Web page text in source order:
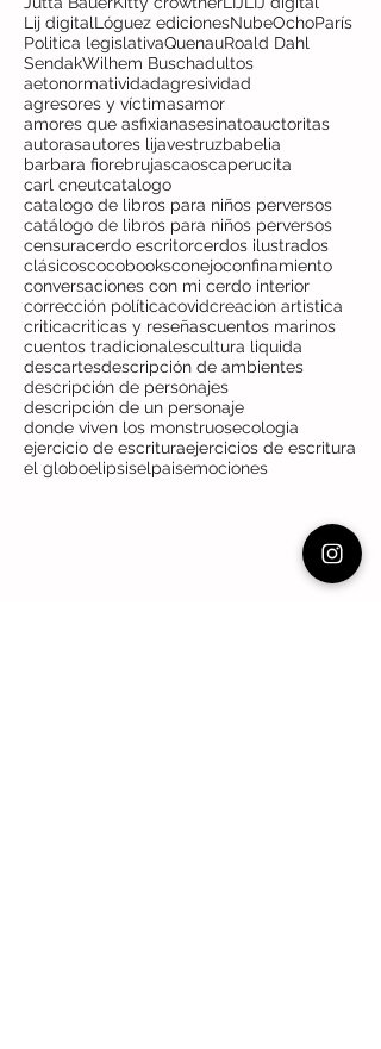
Lij digitalLóguez edicionesNubeOchoParís
Politica legislativaQuenauRoald Dahl
SendakWilhem Buschadultos
aetonormatividadagresividad
agresores y víctimasamor
amores que asfixianasesinatoauctoritas
autorasautores lijavestruzbabelia
barbara fiorebrujascaoscaperucita
carl cneutcatalogo
catalogo de libros para niños perversos
catálogo de libros para niños perversos
censuracerdo escritorcerdos ilustrados
clásicoscocobooksconejoconfinamiento
conversaciones con mi cerdo interior
corrección políticacovidcreacion artistica
criticacriticas y reseñascuentos marinos
cuentos tradicionalescultura liquida
descartesdescripción de ambientes
descripción de personajes
descripción de un personaje
donde viven los monstruosecologia
ejercicio de escrituraejercicios de escritura
el globoelipsiselpaisemociones